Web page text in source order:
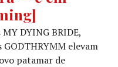
DYING BRIDE,
GODTHRYMM elevam
patamar de